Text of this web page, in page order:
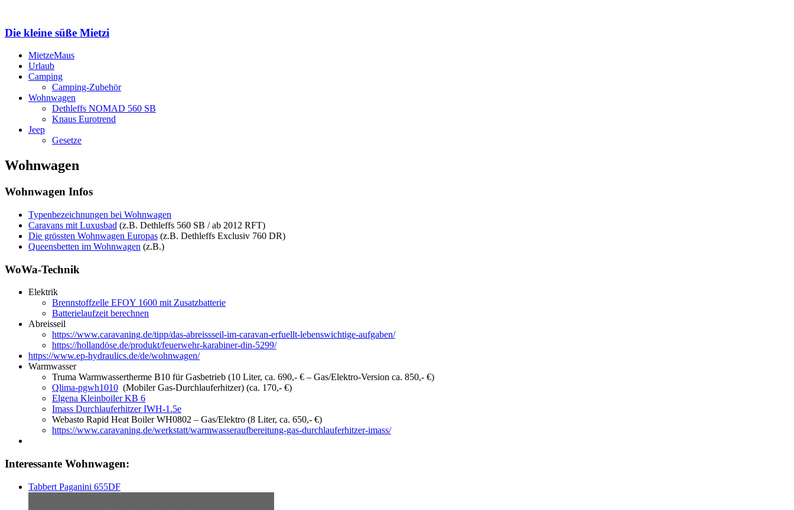
Die kleine süße Mietzi
MietzeMaus
Urlaub
Camping
Camping-Zubehör
Wohnwagen
Dethleffs NOMAD 560 SB
Knaus Eurotrend
Jeep
Gesetze
Wohnwagen
Wohnwagen Infos
Typenbezeichnungen bei Wohnwagen
Caravans mit Luxusbad (z.B. Dethleffs 560 SB / ab 2012 RFT)
Die grössten Wohnwagen Europas (z.B. Dethleffs Exclusiv 760 DR)
Queensbetten im Wohnwagen (z.B.)
WoWa-Technik
Elektrik
Brennstoffzelle EFOY 1600 mit Zusatzbatterie
Batterielaufzeit berechnen
Abreisseil
https://www.caravaning.de/tipp/das-abreissseil-im-caravan-erfuellt-lebenswichtige-aufgaben/
https://hollandöse.de/produkt/feuerwehr-karabiner-din-5299/
https://www.ep-hydraulics.de/de/wohnwagen/
Warmwasser
Truma Warmwassertherme B10 für Gasbetrieb (10 Liter, ca. 690,- € – Gas/Elektro-Version ca. 850,- €)
Qlima-pgwh1010 (Mobiler Gas-Durchlauferhitzer) (ca. 170,- €)
Elgena Kleinboiler KB 6
Imass Durchlauferhitzer IWH-1.5e
Webasto Rapid Heat Boiler WH0802 – Gas/Elektro (8 Liter, ca. 650,- €)
https://www.caravaning.de/werkstatt/warmwasseraufbereitung-gas-durchlauferhitzer-imass/
Interessante Wohnwagen:
Tabbert Paganini 655DF